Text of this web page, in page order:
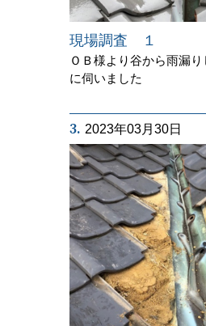
現場調査 １
ＯＢ様より谷から雨漏
に伺いました
3. 2023年03月30日